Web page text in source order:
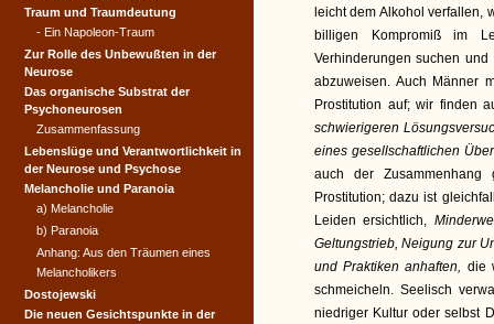
leicht dem Alkohol verfallen,
billigen Kompromiß im
Verhinderungen suchen
abzuweisen. Auch Männer
Prostitution auf; wir finden
schwierigeren
eines gesellschaftlichen
auch der
Prostitution; dazu ist
Leiden ersichtlich,
Geltungstrieb, Neigung zur
und Praktiken anhaften, die
schmeicheln. Seelisch
niedriger Kultur oder selbst
Traum und Traumdeutung
- Ein Napoleon-Traum
Zur Rolle des Unbewußten in der
Neurose
Das organische Substrat der
Psychoneurosen
Zusammenfassung
Lebenslüge und Verantwort­lichkeit in
der Neurose und Psychose
Melancholie und Paranoia
a) Melancholie
b) Paranoia
Anhang: Aus den Träumen eines
Melancholikers
Dostojewski
Die neuen Gesichtspunkte in der